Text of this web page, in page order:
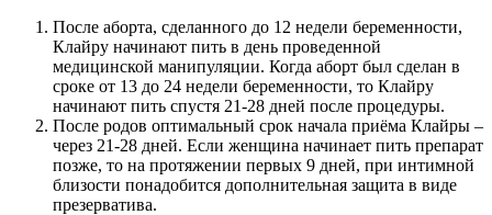
После аборта, сделанного до 12 недели беременности,
Клайру начинают пить в день проведенной
медицинской манипуляции. Когда аборт был сделан в
сроке от 13 до 24 недели беременности, то Клайру
начинают пить спустя 21-28 дней после процедуры.
После родов оптимальный срок начала приёма Клайры –
через 21-28 дней. Если женщина начинает пить препарат
позже, то на протяжении первых 9 дней, при интимной
близости понадобится дополнительная защита в виде
презерватива.